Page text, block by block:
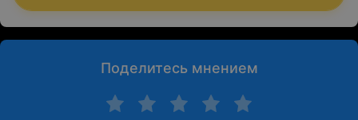
Поделитесь мнением